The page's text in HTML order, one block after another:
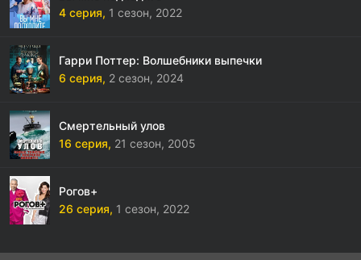
4 серия, 1 сезон, 2022
Гарри Поттер: Волшебники выпечки
6 серия, 2 сезон, 2024
Смертельный улов
16 серия, 21 сезон, 2005
Рогов+
26 серия, 1 сезон, 2022